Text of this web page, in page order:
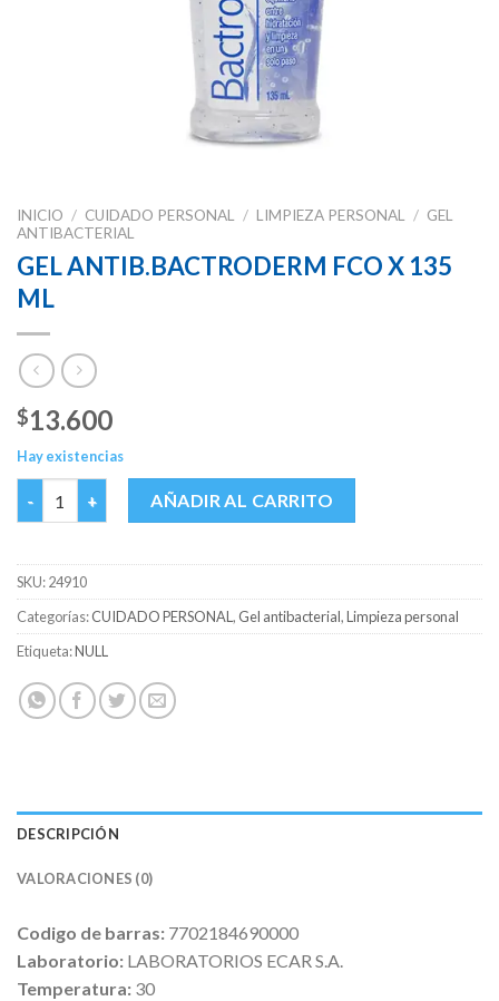
INICIO / CUIDADO PERSONAL / LIMPIEZA PERSONAL / GEL
ANTIBACTERIAL
GEL ANTIB.BACTRODERM FCO X 135
ML
$13.600
Hay existencias
GEL ANTIB.BACTRODERM FCO X 135 ML cantidad
AÑADIR AL CARRITO
SKU:24910
Categorías:CUIDADO PERSONAL, Gel antibacterial,Limpieza personal
Etiqueta:NULL
DESCRIPCIÓN
VALORACIONES (0)
Codigo de barras: 7702184690000
Laboratorio: LABORATORIOS ECAR S.A.
Temperatura: 30